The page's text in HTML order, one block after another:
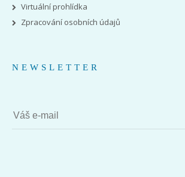
Virtuální prohlídka
Zpracování osobních údajů
NEWSLETTER